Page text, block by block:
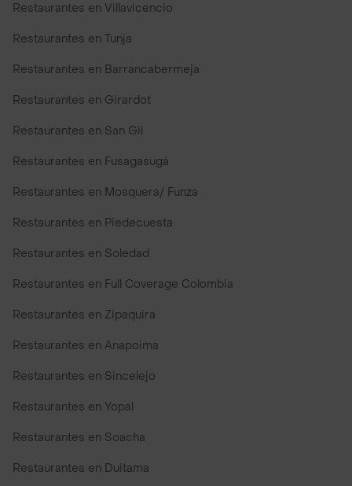
Restaurantes en Villavicencio
Restaurantes en Tunja
Restaurantes en Barrancabermeja
Restaurantes en Girardot
Restaurantes en San Gil
Restaurantes en Fusagasugá
Restaurantes en Mosquera/ Funza
Restaurantes en Piedecuesta
Restaurantes en Soledad
Restaurantes en Full Coverage Colombia
Restaurantes en Zipaquira
Restaurantes en Anapoima
Restaurantes en Sincelejo
Restaurantes en Yopal
Restaurantes en Soacha
Restaurantes en Duitama